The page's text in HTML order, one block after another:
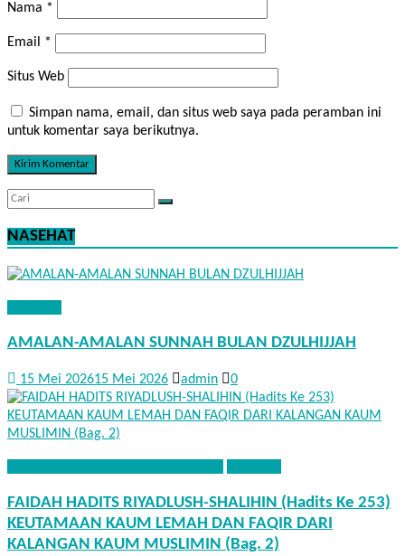
Nama *
Email *
Situs Web
Simpan nama, email, dan situs web saya pada peramban ini
untuk komentar saya berikutnya.
NASEHAT
AMALAN-AMALAN SUNNAH BULAN DZULHIJJAH
15 Mei 202615 Mei 2026 admin 0
FAIDAH HADITS RIYADLUSH-SHALIHIN (Hadits Ke 253)
KEUTAMAAN KAUM LEMAH DAN FAQIR DARI
KALANGAN KAUM MUSLIMIN (Bag. 2)